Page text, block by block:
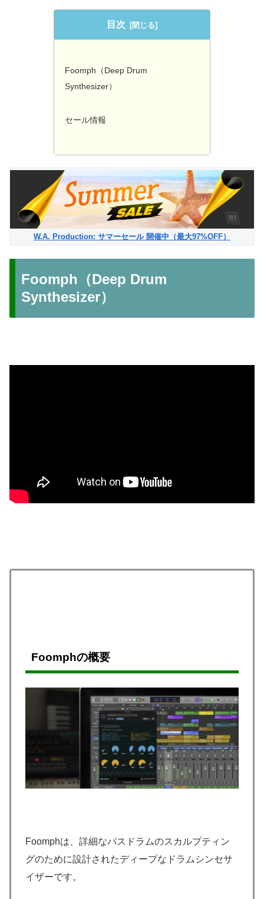
目次
Foomph（Deep Drum
Synthesizer）
セール情報
W.A. Production: サマーセール 開催中（最大97%OFF）
Foomph（Deep Drum
Synthesizer）
Foomphの概要
Foomphは、詳細なバスドラムのスカルプティン
グのために設計されたディープなドラムシンセサ
イザーです。